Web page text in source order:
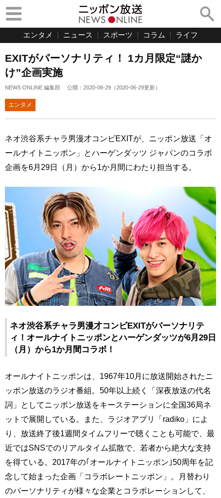
エンタメ ニュース スポーツ コラム ライフ
EXITがパーソナリティ！ 1カ月限定“謎か
け”企画実施
NEWS ONLINE 編集部 公開： 2020-06-29 （2020-06-29更新）
エンタメ
ネオ渋谷系チャラ男漫才コンビEXITが、ニッポン放送「オ
ールナイトニッポン」とハーゲンダッツ ジャパンのコラボ
企画を6月29日（月）から1か月間にわたり担当する。
ネオ渋谷系チャラ男漫才コンビEXITがパーソナリテ
ィ！オールナイトニッポンとハーゲンダッツが6月29日
（月）から1か月間コラボ！
オールナイトニッポンは、1967年10月に放送開始されたニ
ッポン放送のラジオ番組。50年以上続く「深夜放送の代名
詞」としてニッポン放送をキーステーションに全国36局ネ
ットで展開している。また、ラジオアプリ「radiko」によ
り、放送終了後1週間タイムフリーで聴くことも可能で、最
近ではSNSでのリアルタイム拡散で、若者から絶大な支持
を得ている。2017年の｢オールナイトニッポン｣50周年を記
念して始まった企画「コラボレートニッポン」。月替わり
のパーソナリティが様々な企業とコラボレーションして、